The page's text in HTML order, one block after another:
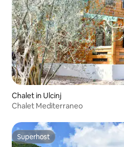
Chalet in Ulcinj
Chalet Mediterraneo
Superhost
Superhost